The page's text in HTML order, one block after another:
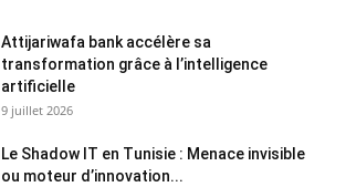
Attijariwafa bank accélère sa
transformation grâce à l’intelligence
artificielle
9 juillet 2026
Le Shadow IT en Tunisie : Menace invisible
ou moteur d’innovation...